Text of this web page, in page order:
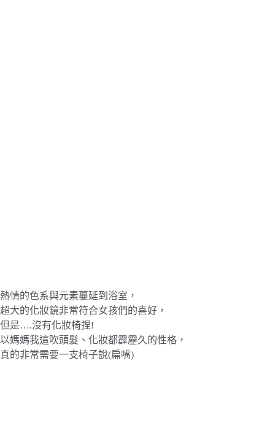
熱情的色系與元素蔓延到浴室，
超大的化妝鏡非常符合女孩們的喜好，
但是….沒有化妝椅捏!
以媽媽我這吹頭髮、化妝都霹靂久的性格，
真的非常需要一支椅子說(扁嘴)